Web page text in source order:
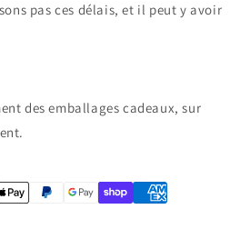
pas ces délais, et il peut y avoir
des emballages cadeaux, sur